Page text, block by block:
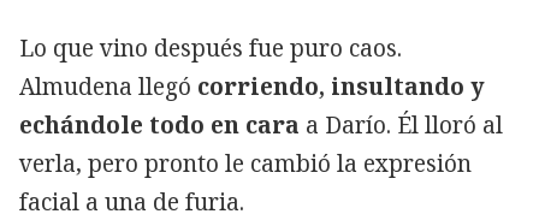
Lo que vino después fue puro caos.
Almudena llegó corriendo, insultando y
echándole todo en cara a Darío. Él lloró al
verla, pero pronto le cambió la expresión
facial a una de furia.